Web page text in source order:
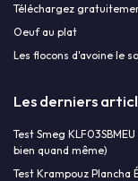
Téléchargez
Oeuf au plat
Les flocons d'avoine le
Les derniers
Test Smeg
bien quand même)
Test Krampouz Plancha